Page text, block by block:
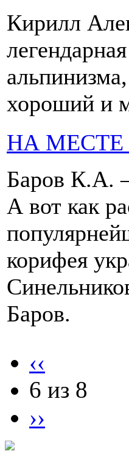
Кирилл
хороший и
НА МЕСТЕ
Баров К.А.
А вот как
корифея
Баров.
‹‹
6 из 8
››